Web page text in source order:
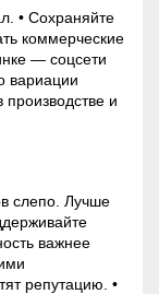
• Сохраняйте
коммерческие
— соцсети
вариации
и
слепо. Лучше
важнее
репутацию. •